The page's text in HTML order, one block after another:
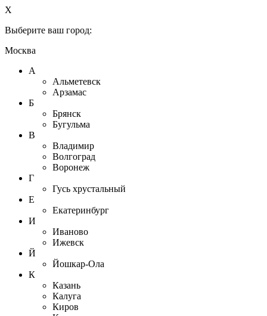
X
Выберите ваш город:
Москва
А
Альметевск
Арзамас
Б
Брянск
Бугульма
В
Владимир
Волгоград
Воронеж
Г
Гусь хрустальный
Е
Екатеринбург
И
Иваново
Ижевск
Й
Йошкар-Ола
К
Казань
Калуга
Киров